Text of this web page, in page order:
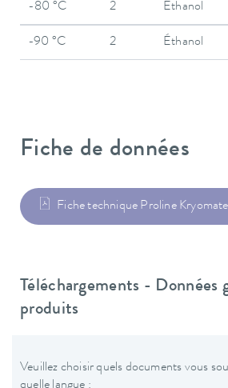
-80 °C 2 Éthanol
-90 °C 2 Éthanol
Fiche de données
Fiche technique Proline
Téléchargements - Données
produits
Veuillez choisir quels documents vous